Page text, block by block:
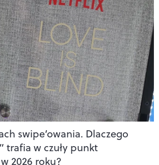
swipe’owania. Dlaczego
trafia w czuły punkt
2026 roku?